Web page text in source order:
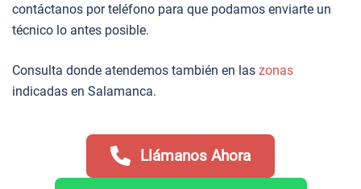
contáctanos por teléfono para que podamos enviarte un
técnico lo antes posible.
Consulta donde atendemos también en las zonas
indicadas en Salamanca.
Llámanos Ahora